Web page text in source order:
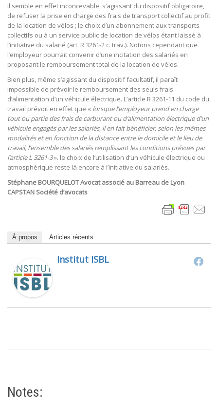
Il semble en effet inconcevable, s’agissant du dispositif obligatoire,
de refuser la prise en charge des frais de transport collectif au profit
de la location de vélos ; le choix d’un abonnement aux transports
collectifs ou à un service public de location de vélos étant laissé à
l’initiative du salarié (art. R 3261-2 c. trav.). Notons cependant que
l’employeur pourrait convenir d’une incitation des salariés en
proposant le remboursement total de la location de vélos.
Bien plus, même s’agissant du dispositif facultatif, il paraît
impossible de prévoir le remboursement des seuls frais
d’alimentation d’un véhicule électrique. L’article R 3261-11 du code du
travail prévoit en effet que « lorsque l’employeur prend en charge
tout ou partie des frais de carburant ou d’alimentation électrique d’un
véhicule engagés par les salariés, il en fait bénéficier, selon les mêmes
modalités et en fonction de la distance entre le domicile et le lieu de
travail, l’ensemble des salariés remplissant les conditions prévues par
l’article L 3261-3». le choix de l’utilisation d’un véhicule électrique ou
atmosphérique reste là encore à l’initiative du salariés.
Stéphane BOURQUELOT Avocat associé au Barreau de Lyon
CAPSTAN Société d’avocats
À propos Articles récents
Institut ISBL
Notes: